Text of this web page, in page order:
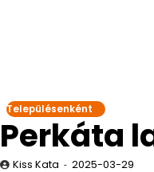
Településenként
Perkáta
Kiss Kata 2025-03-29